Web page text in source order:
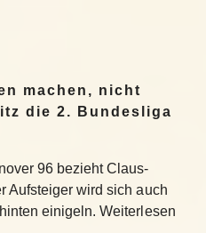
machen, nicht
die 2. Bundesliga
96 bezieht Claus-
Aufsteiger wird sich auch
einigeln. Weiterlesen